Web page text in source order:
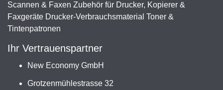
Scannen & Faxen Zubehör für Drucker, Kopierer &
Faxgeräte Drucker-Verbrauchsmaterial Toner &
Tintenpatronen
Ihr Vertrauenspartner
New Economy GmbH
Grotzenmühlestrasse 32